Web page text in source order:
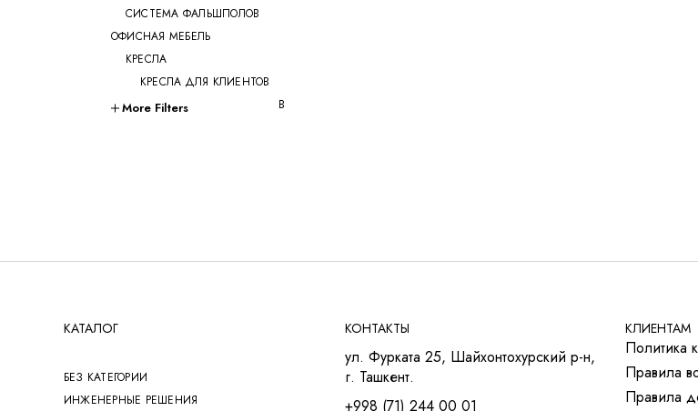
СИСТЕМА ФАЛЬШПОЛОВ
ОФИСНАЯ МЕБЕЛЬ
КРЕСЛА
КРЕСЛА ДЛЯ КЛИЕНТОВ
КРЕСЛА ДЛЯ ПЕРЕГОВОРОВ
УЧЕБНАЯ И МЕД. МЕБЕЛЬ
ШКАФЫ И ТУМБЫ
More Filters
КАТАЛОГ
БЕЗ КАТЕГОРИИ
ИНЖЕНЕРНЫЕ РЕШЕНИЯ
КОНТАКТЫ
ул. Фурката 25, Шайхонтохурский р-н,
г. Ташкент.
+998 (71) 244 00 01
КЛИЕНТАМ
Политика
Правила
Правила